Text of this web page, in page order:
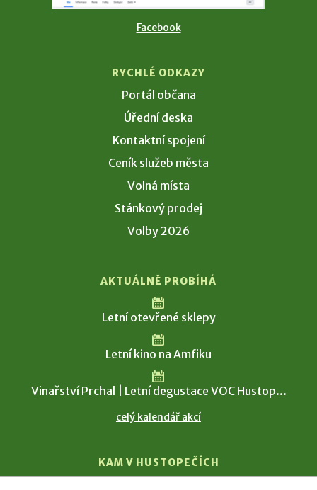
Facebook
RYCHLÉ ODKAZY
Portál občana
Úřední deska
Kontaktní spojení
Ceník služeb města
Volná místa
Stánkový prodej
Volby 2026
AKTUÁLNĚ PROBÍHÁ
Letní otevřené sklepy
Letní kino na Amfiku
Vinařství Prchal | Letní degustace VOC Hustop...
celý kalendář akcí
KAM V HUSTOPEČÍCH